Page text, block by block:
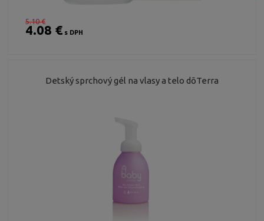
5.10 €
4.08 €s DPH
Detský sprchový gél na vlasy a telo dōTerra